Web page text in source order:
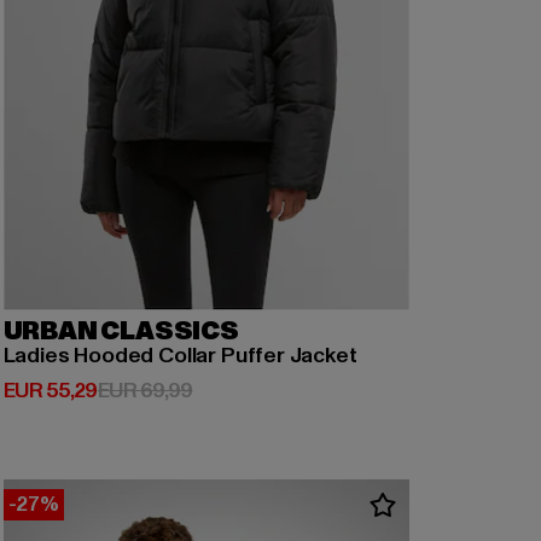
URBAN CLASSICS
Ladies Hooded Collar Puffer Jacket
EUR 55,29
Derzeitiger Preis: EUR 55,29
EUR 69,99Aktionspreis: EUR 69,99
-27%